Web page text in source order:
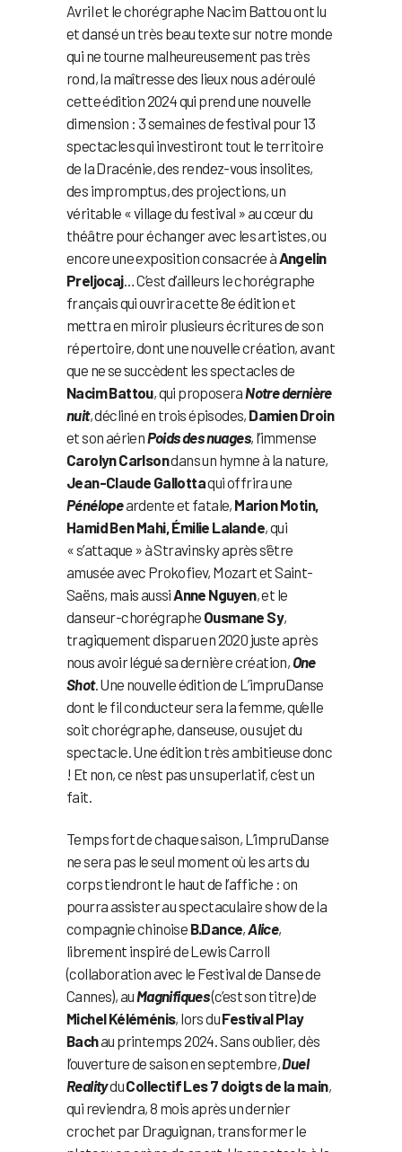
Avril et le chorégraphe Nacim Battou ont lu
et dansé un très beau texte sur notre monde
qui ne tourne malheureusement pas très
rond, la maîtresse des lieux nous a déroulé
cette édition 2024 qui prend une nouvelle
dimension : 3 semaines de festival pour 13
spectacles qui investiront tout le territoire
de la Dracénie, des rendez-vous insolites,
des impromptus, des projections, un
véritable « village du festival » au cœur du
théâtre pour échanger avec les artistes, ou
encore une exposition consacrée à Angelin
Preljocaj… C’est d’ailleurs le chorégraphe
français qui ouvrira cette 8e édition et
mettra en miroir plusieurs écritures de son
répertoire, dont une nouvelle création, avant
que ne se succèdent les spectacles de
Nacim Battou, qui proposera Notre dernière
nuit, décliné en trois épisodes, Damien Droin
et son aérienPoids des nuages, l’immense
Carolyn Carlsondans un hymne à la nature,
Jean-Claude Gallottaqui offrira une
Pénélopeardente et fatale, Marion Motin,
Hamid Ben Mahi, Émilie Lalande, qui
« s’attaque » à Stravinsky après s’être
amusée avec Prokofiev, Mozart et Saint-
Saëns, mais aussi Anne Nguyen, et le
danseur-chorégraphe Ousmane Sy,
tragiquement disparu en 2020 juste après
nous avoir légué sa dernière création, One
Shot. Une nouvelle édition de L’impruDanse
dont le fil conducteur sera la femme, qu’elle
soit chorégraphe, danseuse, ou sujet du
spectacle. Une édition très ambitieuse donc
! Et non, ce n’est pas un superlatif, c’est un
fait.
Temps fort de chaque saison, L’impruDanse
ne sera pas le seul moment où les arts du
corps tiendront le haut de l’affiche : on
pourra assister au spectaculaire show de la
compagnie chinoise B.Dance, Alice,
librement inspiré de Lewis Carroll
(collaboration avec le Festival de Danse de
Cannes), au Magnifiques(c’est son titre) de
Michel Kéléménis, lors duFestival Play
Bachau printemps 2024. Sans oublier, dès
l’ouverture de saison en septembre,Duel
RealityduCollectif Les 7 doigts de la main,
qui reviendra, 8 mois après un dernier
crochet par Draguignan, transformer le